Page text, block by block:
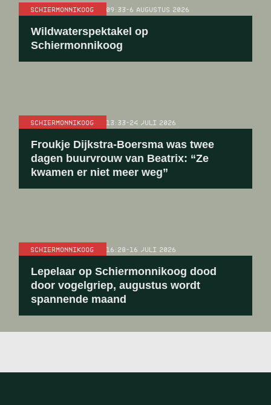
SCHIERMONNIKOOG 09:33-6 AUGUSTUS 2026
Wildwaterspektakel op
Schiermonnikoog
SCHIERMONNIKOOG 13:33-24 JULI 2026
Froukje Dijkstra-Boersma was twee
dagen buurvrouw van Beatrix: “Ze
kwamen er niet meer weg”
SCHIERMONNIKOOG 16:28-16 JULI 2026
Lepelaar op Schiermonnikoog dood
door vogelgriep, augustus wordt
spannende maand